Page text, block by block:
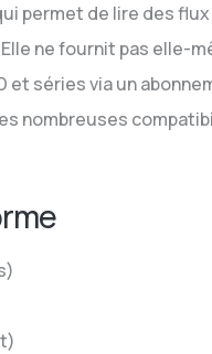
permet de lire des flux
ne fournit pas elle-
et séries via un
nombreuses